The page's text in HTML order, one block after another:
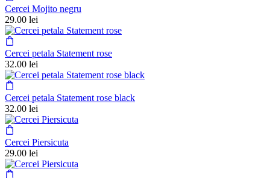
Cercei Mojito negru
29.00 lei
Cercei petala Statement rose
32.00 lei
Cercei petala Statement rose black
32.00 lei
Cercei Piersicuta
29.00 lei